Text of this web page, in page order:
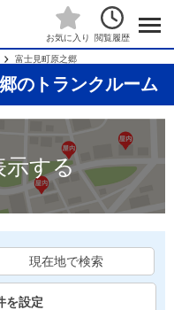
お気に入り 閲覧履歴
富士見町原之郷
のトランクルーム
示する
現在地で検索
を設定